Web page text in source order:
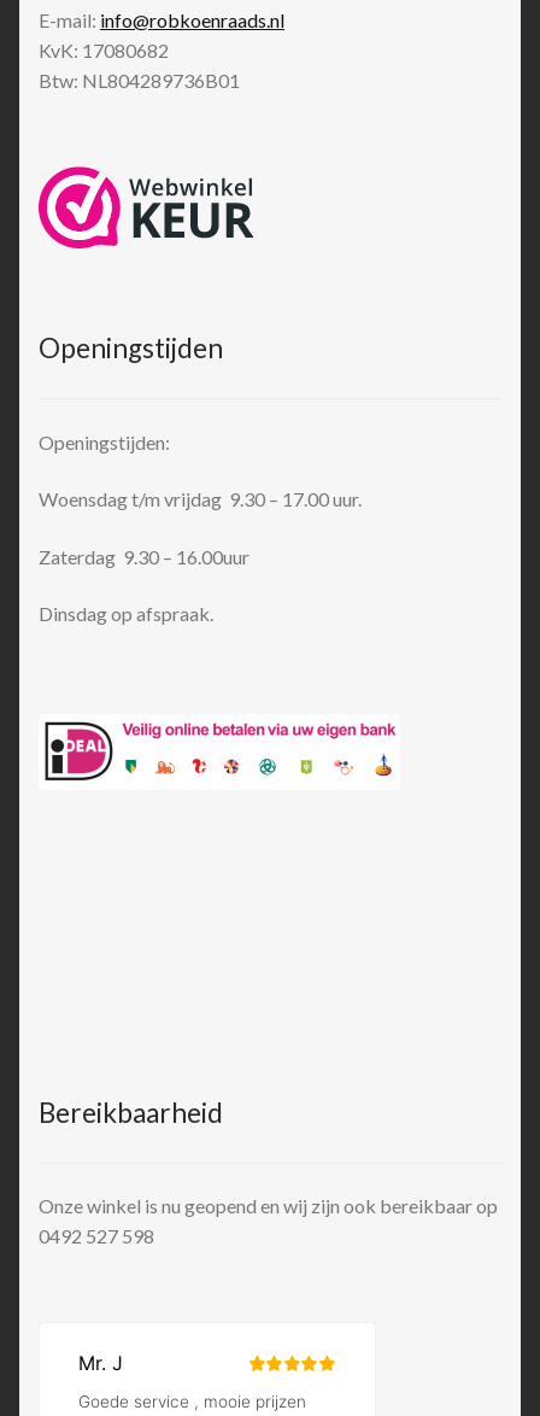
E-mail: info@robkoenraads.nl
KvK: 17080682
Btw: NL804289736B01
Openingstijden
Openingstijden:
Woensdag t/m vrijdag 9.30 – 17.00 uur.
Zaterdag 9.30 – 16.00uur
Dinsdag op afspraak.
Bereikbaarheid
Onze winkel is nu geopend en wij zijn ook bereikbaar op
0492 527 598